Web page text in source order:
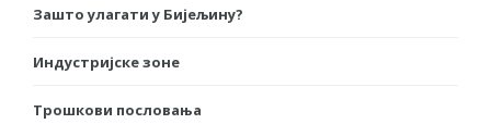
Зашто улагати у Бијељину?
Индустријске зоне
Трошкови пословања